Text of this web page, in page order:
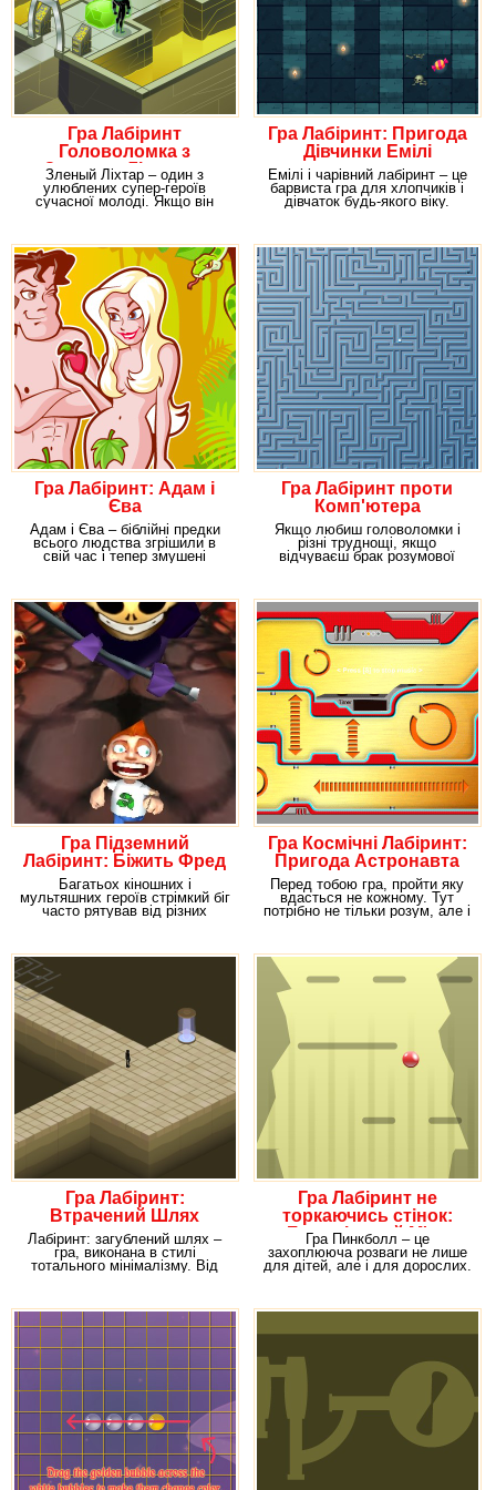
Гра Лабіринт
Головоломка з
Зеленим Ліхтарем
Зленый Ліхтар – один з
улюблених супер-героїв
сучасної молоді. Якщо він
Гра Лабіринт: Пригода
Дівчинки Емілі
Емілі і чарівний лабіринт – це
барвиста гра для хлопчиків і
дівчаток будь-якого віку.
Гра Лабіринт: Адам і
Єва
Адам і Єва – біблійні предки
всього людства згрішили в
свій час і тепер змушені
Гра Лабіринт проти
Комп'ютера
Якщо любиш головоломки і
різні труднощі, якщо
відчуваєш брак розумової
Гра Підземний
Лабіринт: Біжить Фред
Багатьох кіношних і
мультяшних героїв стрімкий біг
часто рятував від різних
Гра Космічні Лабіринт:
Пригода Астронавта
Перед тобою гра, пройти яку
вдасться не кожному. Тут
потрібно не тільки розум, але і
Гра Лабіринт:
Втрачений Шлях
Лабіринт: загублений шлях –
гра, виконана в стилі
тотального мінімалізму. Від
Гра Лабіринт не
торкаючись стінок:
Божевільний М'яч
Гра Пинкболл – це
захоплююча розваги не лише
для дітей, але і для дорослих.